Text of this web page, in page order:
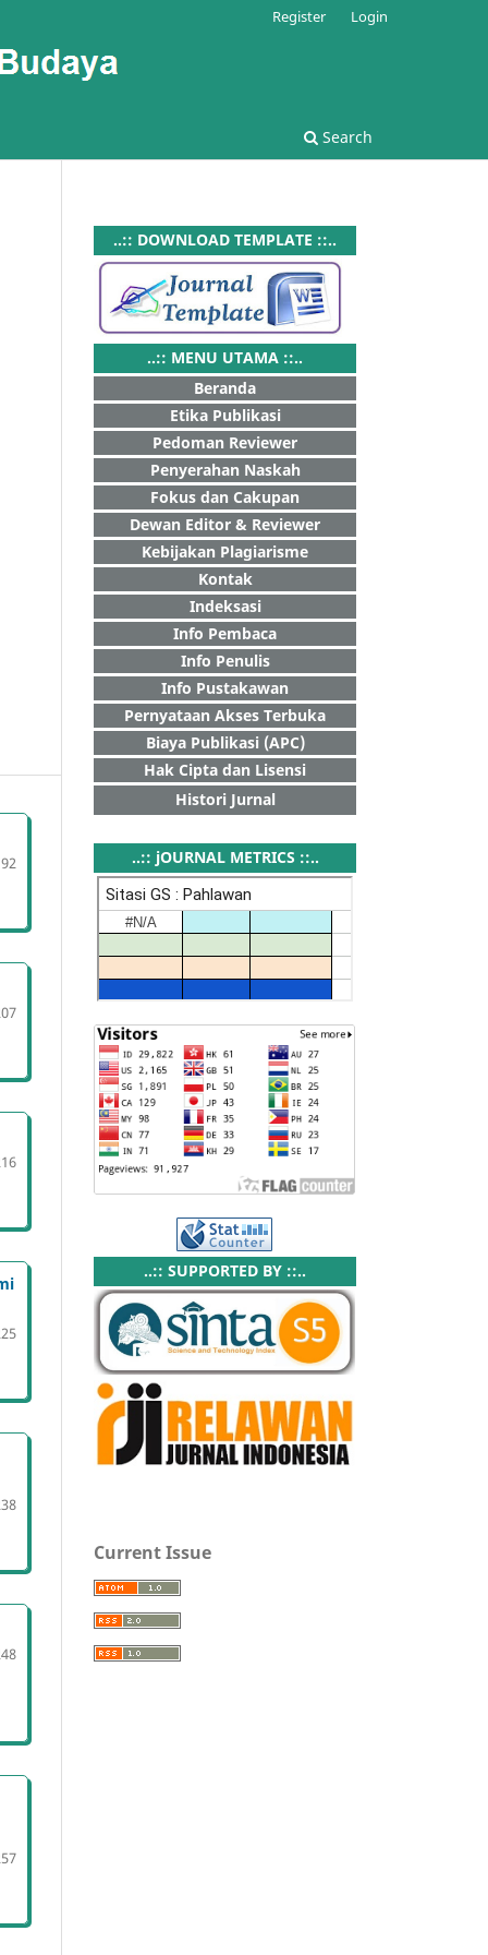
Search
Register Login
..:: DOWNLOAD TEMPLATE ::..
..:: MENU UTAMA ::..
Beranda
Etika Publikasi
Pedoman Reviewer
Penyerahan Naskah
Fokus dan Cakupan
Dewan Editor & Reviewer
Kebijakan Plagiarisme
Kontak
Indeksasi
Info Pembaca
Info Penulis
Info Pustakawan
Pernyataan Akses Terbuka
Biaya Publikasi (APC)
Hak Cipta dan Lisensi
Histori Jurnal
..:: jOURNAL METRICS ::..
..:: SUPPORTED BY ::..
Current Issue